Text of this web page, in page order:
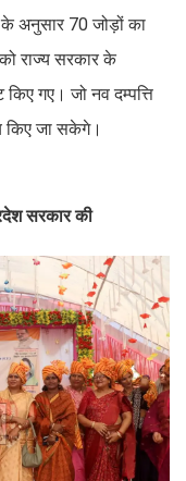
के अनुसार 70 जोड़ों का
राज्य सरकार के
गए। जो नव दम्पत्ति
किए जा सकेगे।
सरकार की